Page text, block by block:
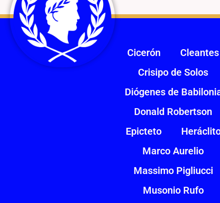
Cicerón
Cleantes
Crisipo de Solos
Diógenes de
Donald Robertson
Epicteto
Marco Aurelio
Massimo Pigliucci
Musonio Rufo